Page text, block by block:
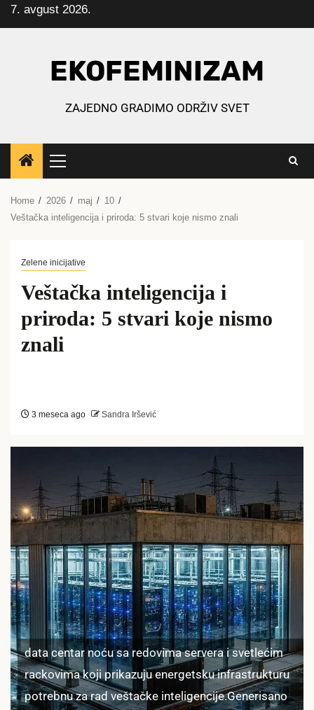
Skip
to
7. avgust 2026.
EKOFEMINIZAM
ZAJEDNO GRADIMO ODRŽIV SVET
Primary
Menu
Home 2026 maj
10
Veštačka inteligencija i priroda: 5 stvari koje nismo znali
Zelene inicijative
Veštačka inteligencija i
priroda: 5 stvari koje nismo
znali
3 meseca ago Sandra Iršević
data centar noću sa redovima servera i svetlećim
rackovima koji prikazuju energetsku infrastrukturu
potrebnu za rad veštačke inteligencije.Generisano